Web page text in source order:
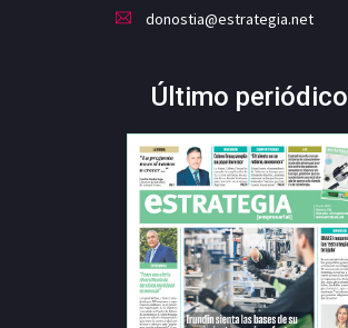
donostia@estrategia.net
Último periódico